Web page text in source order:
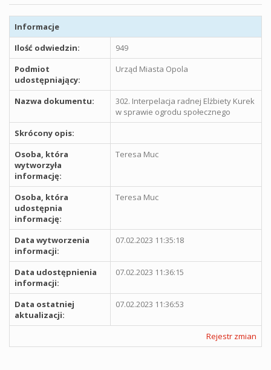
Informacje
Ilość odwiedzin:
949
Podmiot
udostępniający:
Urząd Miasta Opola
Nazwa dokumentu:
302. Interpelacja radnej Elżbiety Kurek
w sprawie ogrodu społecznego
Skrócony opis:
Osoba, która
wytworzyła
informację:
Teresa Muc
Osoba, która
udostępnia
informację:
Teresa Muc
Data wytworzenia
informacji:
07.02.2023 11:35:18
Data udostępnienia
informacji:
07.02.2023 11:36:15
Data ostatniej
aktualizacji:
07.02.2023 11:36:53
Rejestr zmian